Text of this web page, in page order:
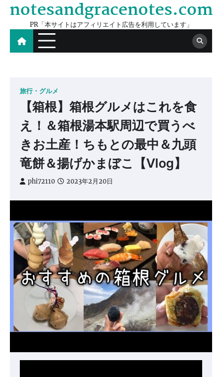
Skip
content
notesandgracenotes.com
PR「本サイトはアフィリエイト広告を利用しています」
旅行・グルメ
【箱根】箱根グルメはこれを食
え！＆箱根湯本駅周辺で買うべ
きお土産！ちもとの最中＆九頭
竜餅＆揚げかまぼこ【Vlog】
phi72110 2023年2月20日